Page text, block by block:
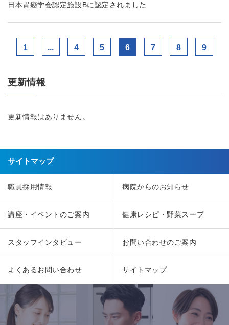
日本胃癌学会認定施設Bに認定されました
1 ... 4 5 6 7 8 9
更新情報
更新情報はありません。
サイトマップ
職員採用情報 病院からのお知らせ
講座・イベントのご案内 健康レシピ・野菜スープ
スタッフインタビュー お問い合わせのご案内
よくあるお問い合わせ サイトマップ